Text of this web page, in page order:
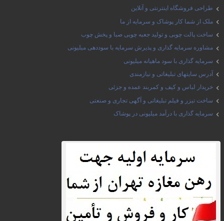
طراحی فروشگاه اینترنتی و آنلاین
ملک از شما کار پوشاک و سرمایه از ما
ساخت پالت چوبی و تولید جعبه چوبی صبا و پخش چوب
مشاوره سرمایه گذاری و پذیرش سرمایه با سوددهی میلیونی
سرمایه گذاری با سود ماهیانه میلیونی
آدرس سایتهای تبلیغاتی و نیازمندی
خریدار لباس و کیف و کمربند عمده و جزئی
ساخت تیزر و فیلم تبلیغاتی و آگهی تجاری و صنعتی
سرمایه گذاری با درآمد میلیونی در پوشاک